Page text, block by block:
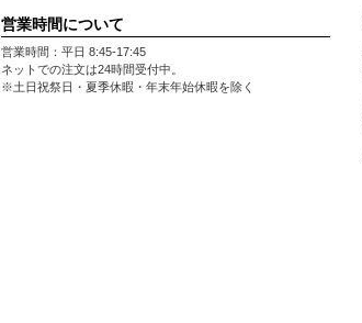
営業時間について
営業時間：平日 8:45-17:45
ネットでの注文は24時間受付中。
※土日祝祭日・夏季休暇・年末年始休暇を除く